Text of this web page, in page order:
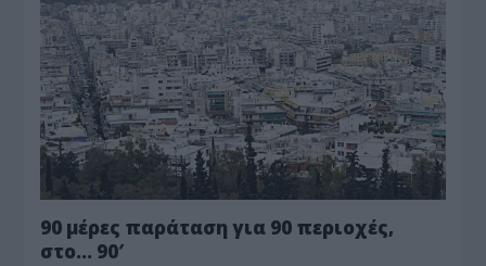
90 μέρες παράταση για 90 περιοχές,
στο… 90′